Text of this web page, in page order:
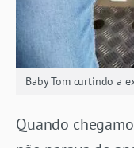
Baby Tom curtindo a
Quando